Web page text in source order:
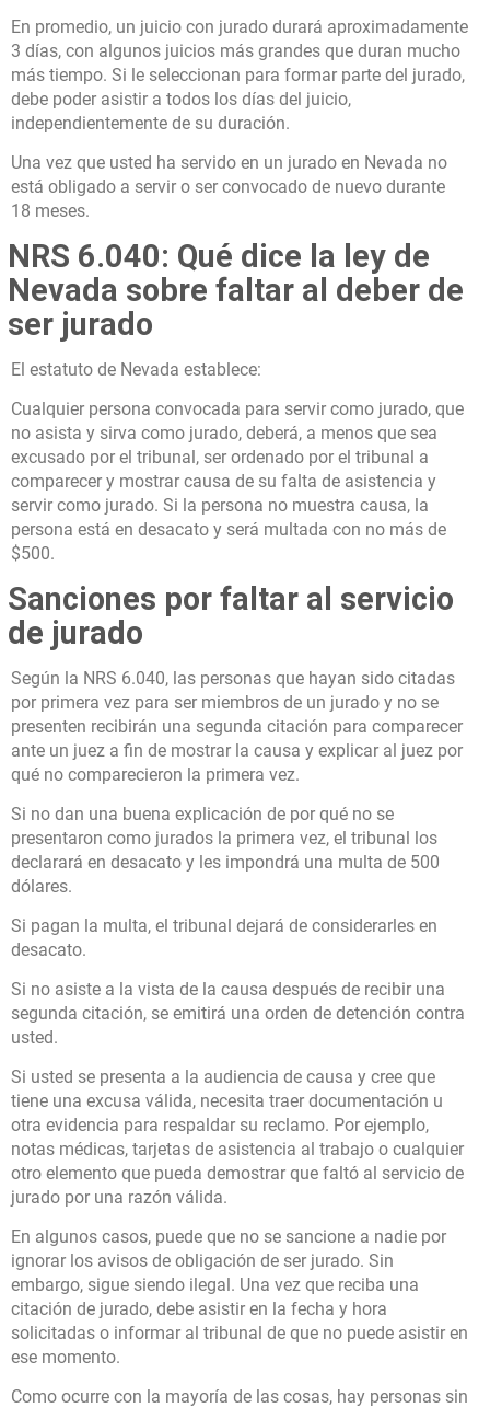
En promedio, un juicio con jurado durará aproximadamente
3 días, con algunos juicios más grandes que duran mucho
más tiempo. Si le seleccionan para formar parte del jurado,
debe poder asistir a todos los días del juicio,
independientemente de su duración.
Una vez que usted ha servido en un jurado en Nevada no
está obligado a servir o ser convocado de nuevo durante
18 meses.
NRS 6.040: Qué dice la ley de
Nevada sobre faltar al deber de
ser jurado
El estatuto de Nevada establece:
Cualquier persona convocada para servir como jurado, que
no asista y sirva como jurado, deberá, a menos que sea
excusado por el tribunal, ser ordenado por el tribunal a
comparecer y mostrar causa de su falta de asistencia y
servir como jurado. Si la persona no muestra causa, la
persona está en desacato y será multada con no más de
$500.
Sanciones por faltar al servicio
de jurado
Según la NRS 6.040, las personas que hayan sido citadas
por primera vez para ser miembros de un jurado y no se
presenten recibirán una segunda citación para comparecer
ante un juez a fin de mostrar la causa y explicar al juez por
qué no comparecieron la primera vez.
Si no dan una buena explicación de por qué no se
presentaron como jurados la primera vez, el tribunal los
declarará en desacato y les impondrá una multa de 500
dólares.
Si pagan la multa, el tribunal dejará de considerarles en
desacato.
Si no asiste a la vista de la causa después de recibir una
segunda citación, se emitirá una orden de detención contra
usted.
Si usted se presenta a la audiencia de causa y cree que
tiene una excusa válida, necesita traer documentación u
otra evidencia para respaldar su reclamo. Por ejemplo,
notas médicas, tarjetas de asistencia al trabajo o cualquier
otro elemento que pueda demostrar que faltó al servicio de
jurado por una razón válida.
En algunos casos, puede que no se sancione a nadie por
ignorar los avisos de obligación de ser jurado. Sin
embargo, sigue siendo ilegal. Una vez que reciba una
citación de jurado, debe asistir en la fecha y hora
solicitadas o informar al tribunal de que no puede asistir en
ese momento.
Como ocurre con la mayoría de las cosas, hay personas sin